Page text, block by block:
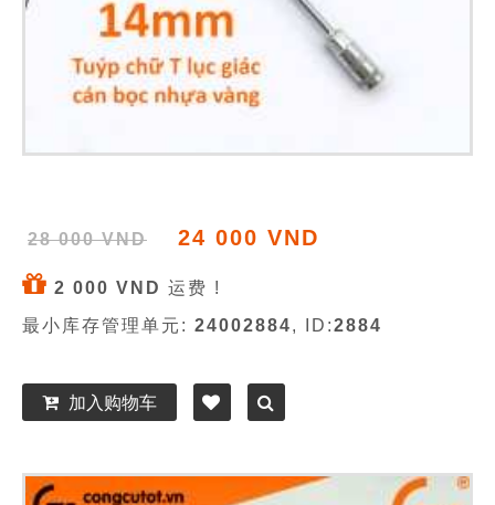
28 000 VND 24 000 VND
2 000 VND 运费 !
最小库存管理单元: 24002884, ID:2884
加入购物车